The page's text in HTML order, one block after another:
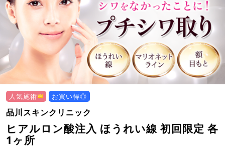
人気施術 お買い得◎
品川スキンクリニック
ヒアルロン酸注入 ほうれい線 初回限定 各
1ヶ所